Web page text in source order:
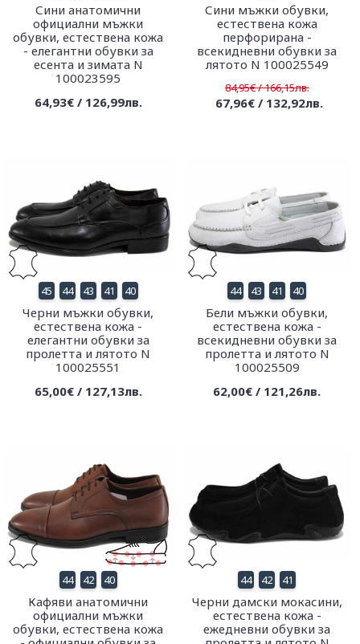
Сини анатомични
официални мъжки
обувки, естествена кожа
- елегантни обувки за
есента и зимата N
100023595
64,93€ / 126,99лв.
Сини мъжки обувки,
естествена кожа
перфорирана -
всекидневни обувки за
лятото N 100025549
84,95€ / 166,15лв.
67,96€ / 132,92лв.
45 44 43 41 40
Черни мъжки обувки,
естествена кожа -
елегантни обувки за
пролетта и лятото N
100025551
65,00€ / 127,13лв.
44 43 41 40
Бели мъжки обувки,
естествена кожа -
всекидневни обувки за
пролетта и лятото N
100025509
62,00€ / 121,26лв.
44 42 40
Кафяви анатомични
официални мъжки
обувки, естествена кожа
44 42 41
Черни дамски мокасини,
естествена кожа -
ежедневни обувки за